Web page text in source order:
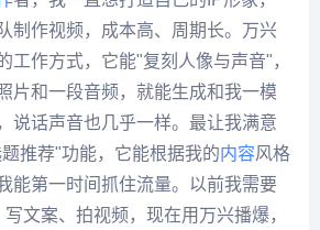
制作视频，成本高、周期长。万兴
工作方式，它能"复刻人像与声音"，
片和一段音频，就能生成和我一模
说话声音也几乎一样。最让我满意
推荐"功能，它能根据我的内容风格
能第一时间抓住流量。以前我需要
文案、拍视频，现在用万兴播爆，